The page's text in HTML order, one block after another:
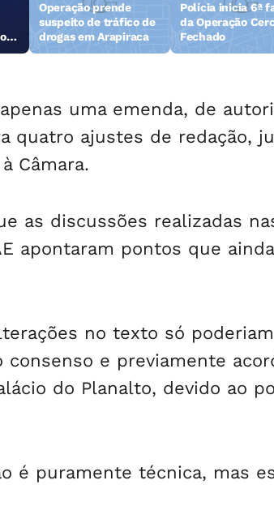
Operação prende
suspeito de tráfico de
drogas em Arapiraca
Polícia inicia 6ª
da Operação
Fechado
uma emenda, de
quatro ajustes de redação,
Câmara.
as discussões realizadas
apontaram pontos que
no texto só
e previamente
do Planalto, devido ao
é puramente técnica, mas